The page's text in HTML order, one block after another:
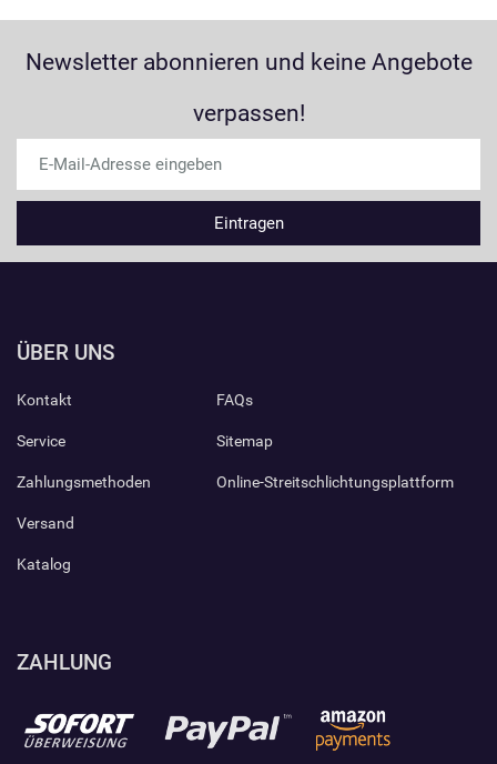
Newsletter abonnieren und keine Angebote
verpassen!
ÜBER UNS
Kontakt
Service
Zahlungsmethoden
Versand
Katalog
FAQs
Sitemap
Online-Streitschlichtungsplattform
ZAHLUNG